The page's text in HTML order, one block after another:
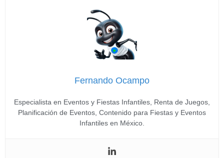
Fernando Ocampo
Especialista en Eventos y Fiestas Infantiles, Renta de Juegos,
Planificación de Eventos, Contenido para Fiestas y Eventos
Infantiles en México.